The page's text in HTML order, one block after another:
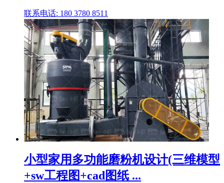
联系电话: 180 3780 8511
小型家用多功能磨粉机设计(三维模型
+sw工程图+cad图纸 ...